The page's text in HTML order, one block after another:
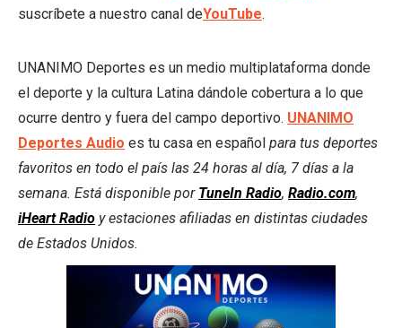
suscríbete a nuestro canal deYouTube.
UNANIMO Deportes es un medio multiplataforma donde
el deporte y la cultura Latina dándole cobertura a lo que
ocurre dentro y fuera del campo deportivo. UNANIMO
Deportes Audio es tu casa en español para tus deportes
favoritos en todo el país las 24 horas al día, 7 días a la
semana. Está disponible por TuneIn Radio, Radio.com,
iHeart Radio y estaciones afiliadas en distintas ciudades
de Estados Unidos.